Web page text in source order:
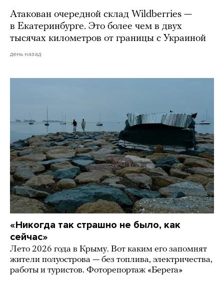
Атакован очередной склад Wildberries —
в Екатеринбурге. Это более чем в двух
тысячах километров от границы с Украиной
день назад
«Никогда так страшно не было, как
сейчас»
Лето 2026 года в Крыму. Вот каким его запомнят
жители полуострова — без топлива, электричества,
работы и туристов. Фоторепортаж «Берега»